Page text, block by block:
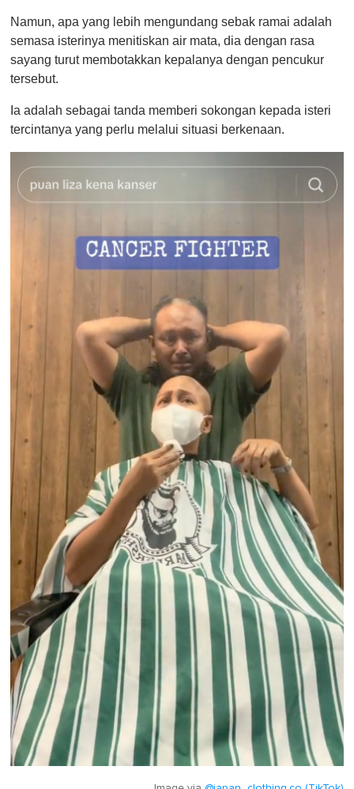
Namun, apa yang lebih mengundang sebak ramai adalah
semasa isterinya menitiskan air mata, dia dengan rasa
sayang turut membotakkan kepalanya dengan pencukur
tersebut.
Ia adalah sebagai tanda memberi sokongan kepada isteri
tercintanya yang perlu melalui situasi berkenaan.